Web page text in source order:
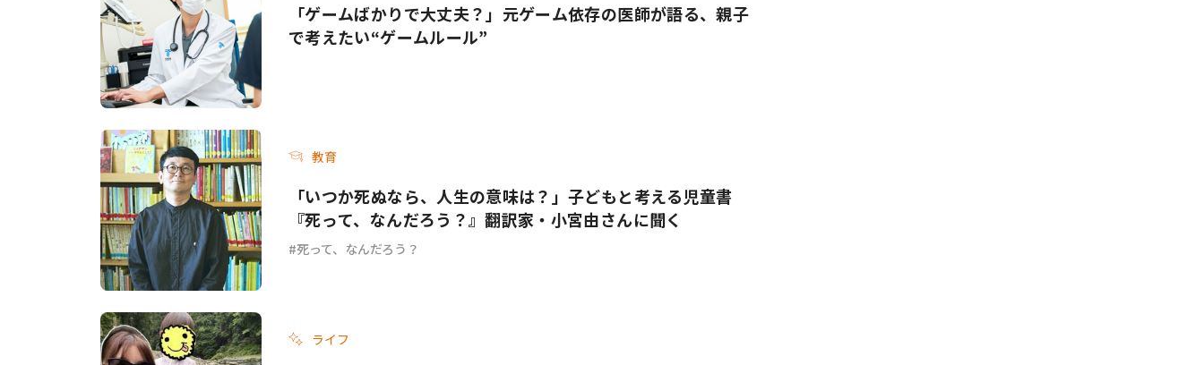
「ゲームばかりで大丈夫？」元ゲーム依存の医師が語る、親子
で考えたい“ゲームルール”
教育
「いつか死ぬなら、人生の意味は？」子どもと考える児童書
『死って、なんだろう？』翻訳家・小宮由さんに聞く
死って、なんだろう？
ライフ